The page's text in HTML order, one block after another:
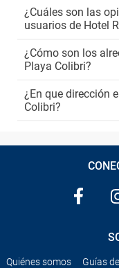
¿Cuáles son las
usuarios de Hotel
¿Cómo son los
Playa Colibri?
¿En que dirección
Colibri?
Quiénes somos Guías